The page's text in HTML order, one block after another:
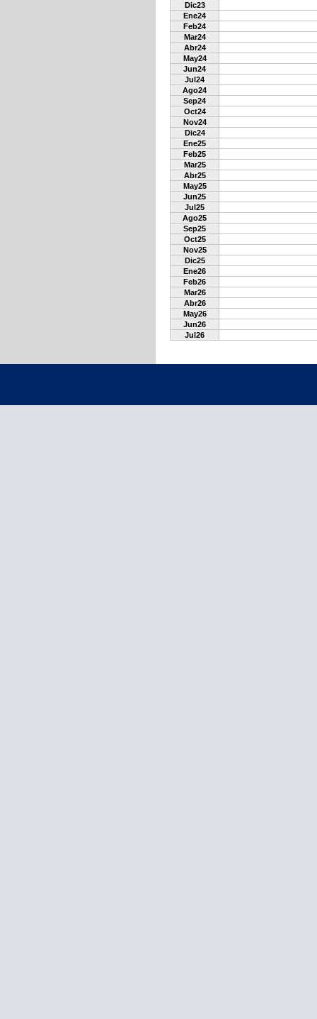
Dic23
Ene24
Feb24
Mar24
Abr24
May24
Jun24
Jul24
Ago24
Sep24
Oct24
Nov24
Dic24
Ene25
Feb25
Mar25
Abr25
May25
Jun25
Jul25
Ago25
Sep25
Oct25
Nov25
Dic25
Ene26
Feb26
Mar26
Abr26
May26
Jun26
Jul26